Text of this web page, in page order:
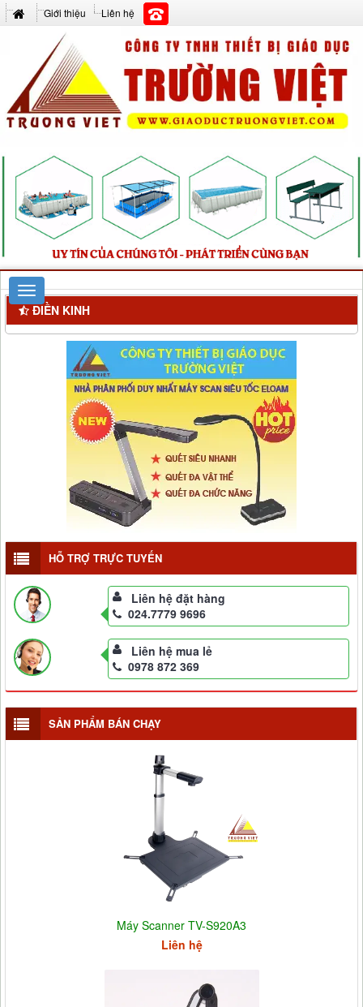
Giới thiệu Liên hệ
ĐIỀN KINH
HỖ TRỢ TRỰC TUYẾN
Liên hệ đặt hàng
024.7779 9696
Liên hệ mua lẻ
0978 872 369
SẢN PHẨM BÁN CHẠY
Máy Scanner TV-S920A3
Liên hệ